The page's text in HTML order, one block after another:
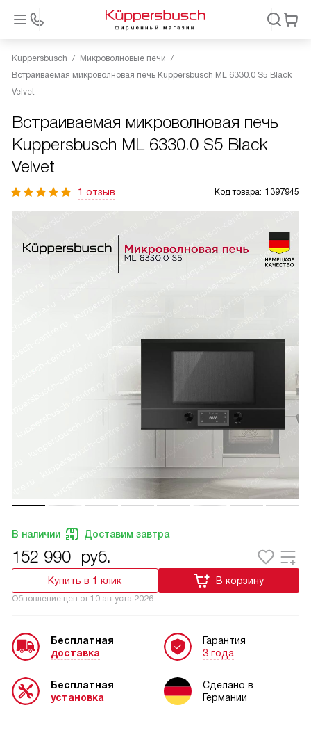
Kuppersbusch
Микроволновые печи
Встраиваемая микроволновая печь Kuppersbusch ML 6330.0 S5 Black
Velvet
Встраиваемая микроволновая печь
Kuppersbusch ML 6330.0 S5 Black
Velvet
1 отзыв Код товара: 1397945
В наличии Доставим завтра
152 990 руб.
Купить в 1 клик В корзину
Обновление цен от 10 августа 2026
Бесплатная
доставка
Бесплатная
установка
Гарантия
3 года
Сделано в
Германии